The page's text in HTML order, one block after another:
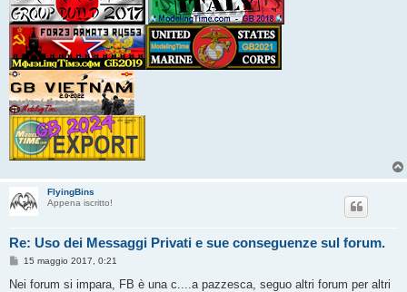
FlyingBins
Appena iscritto!
Re: Uso dei Messaggi Privati e sue conseguenze sul forum.
M
s
15 maggio 2017, 0:21
Nei forum si impara, FB è una c....a pazzesca, seguo altri forum per altri